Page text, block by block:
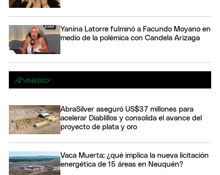
Yanina Latorre fulminó a Facundo Moyano en
medio de la polémica con Candela Arizaga
AbraSilver aseguró US$37 millones para
acelerar Diablillos y consolida el avance del
proyecto de plata y oro
Vaca Muerta: ¿qué implica la nueva licitación
energética de 15 áreas en Neuquén?